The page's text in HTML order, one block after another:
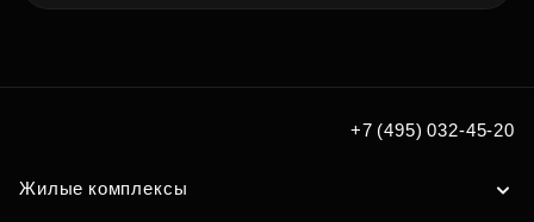
+7 (495) 032-45-20
Жилые комплексы